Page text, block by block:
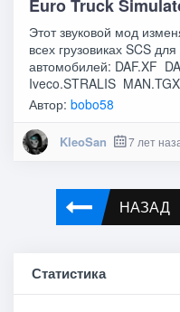
Euro Truck
Этот звуковой мод
всех грузовиках SCS
автомобилей: DAF.XF
Iveco.STRALIS
Mercedes.ACTROS
Автор:bobo58
KleoSan 7 лет
НАЗАД
Статистика